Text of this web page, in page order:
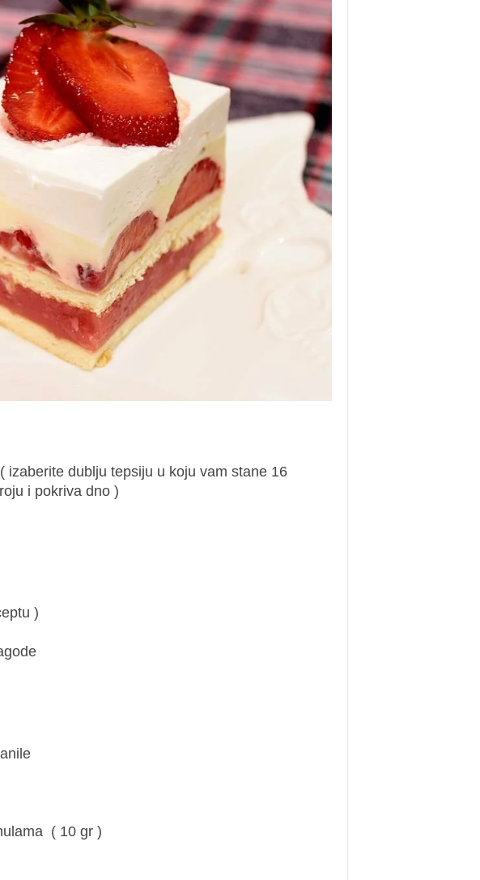
izaberite dublju tepsiju u koju vam stane 16
i pokriva dno )
)
( 10 gr )